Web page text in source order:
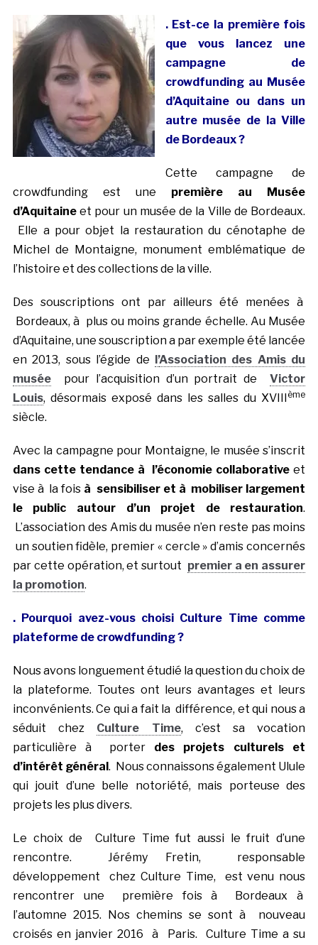
. Est-ce la première fois
que vous lancez une
campagne de
crowdfunding au Musée
d’Aquitaine ou dans un
autre musée de la Ville
de Bordeaux ?
Cette campagne de
crowdfunding est une première au Musée
d’Aquitaineet pour un musée de la Ville de Bordeaux.
Elle a pour objet la restauration du cénotaphe de
Michel de Montaigne, monument emblématique de
l’histoire et des collections de la ville.
Des souscriptions ont par ailleurs été menées à
Bordeaux, à plus ou moins grande échelle. Au Musée
d’Aquitaine, une souscription a par exemple été lancée
en 2013, sous l’égide de l’Association des Amis du
musée
pour l’acquisition d’un portrait de
Victor
Louis, désormais exposé dans les salles du XVIIIème
siècle.
Avec la campagne pour Montaigne, le musée s’inscrit
dans cette tendance à l’économie collaborativeet
vise à la fois à sensibiliser et à mobiliser largement
le public autour d’un projet de restauration.
L’association des Amis du musée n’en reste pas moins
un soutien fidèle, premier « cercle » d’amis concernés
par cette opération, et surtout premier a en assurer
la promotion.
. Pourquoi avez-vous choisi Culture Time comme
plateforme de crowdfunding ?
Nous avons longuement étudié la question du choix de
la plateforme. Toutes ont leurs avantages et leurs
inconvénients. Ce qui a fait la différence, et qui nous a
séduit chez
Culture Time, c’est sa vocation
particulière à porter des projets culturels et
d’intérêt général. Nous connaissons également Ulule
qui jouit d’une belle notoriété, mais porteuse des
projets les plus divers.
Le choix de Culture Time fut aussi le fruit d’une
rencontre. Jérémy Fretin, responsable
développement chez Culture Time, est venu nous
rencontrer une première fois à Bordeaux à
l’automne 2015. Nos chemins se sont à nouveau
croisés en janvier 2016 à Paris. Culture Time a su